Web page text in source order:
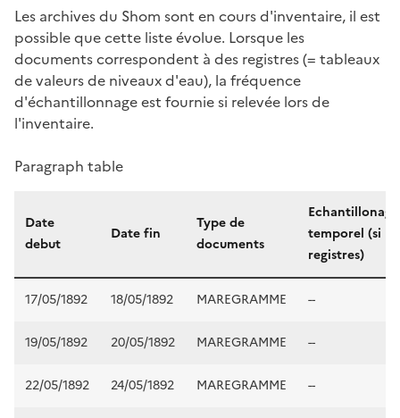
Les archives du Shom sont en cours d'inventaire, il est
possible que cette liste évolue. Lorsque les
documents correspondent à des registres (= tableaux
de valeurs de niveaux d'eau), la fréquence
d'échantillonnage est fournie si relevée lors de
l'inventaire.
Paragraph table
Date
debut
Date fin
Type de
documents
Echantillonage
temporel (si
registres)
17/05/1892 18/05/1892 MAREGRAMME --
19/05/1892 20/05/1892 MAREGRAMME --
22/05/1892 24/05/1892 MAREGRAMME --